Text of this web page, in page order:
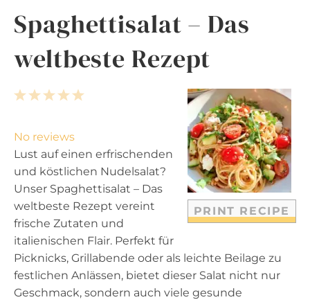
Spaghettisalat – Das
weltbeste Rezept
PRINT RECIPE
5
a
r
s
4
t
a
r
s
3
t
a
r
s
2
t
a
r
s
1
t
a
r
No reviews
Lust auf einen erfrischenden
und köstlichen Nudelsalat?
Unser Spaghettisalat – Das
weltbeste Rezept vereint
frische Zutaten und
italienischen Flair. Perfekt für
Picknicks, Grillabende oder als leichte Beilage zu
festlichen Anlässen, bietet dieser Salat nicht nur
Geschmack, sondern auch viele gesunde